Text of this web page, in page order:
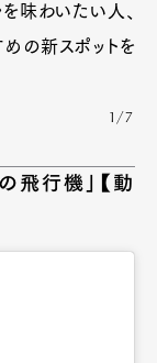
味わいたい人、
の新スポットを
1/7
飛行機」【動